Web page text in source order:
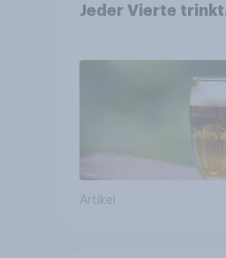
Jeder Vierte trinkt
wächst um über
Artikel